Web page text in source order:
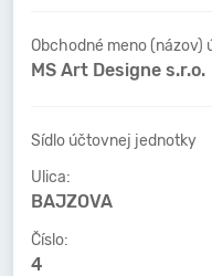
Obchodné meno
MS Art Designe s.r.o.
Sídlo účtovnej jednotky
Ulica:
BAJZOVA
Číslo:
4